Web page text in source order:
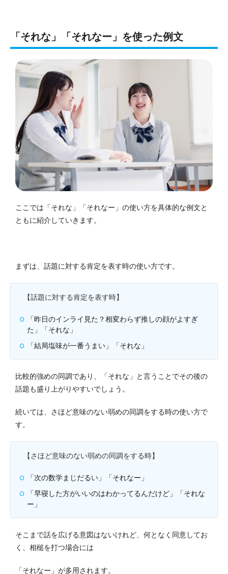
「それな」「それなー」を使った例文
ここでは「それな」「それなー」の使い方を具体的な例文と
ともに紹介していきます。
まずは、話題に対する肯定を表す時の使い方です。
【話題に対する肯定を表す時】
「昨日のインライ見た？相変わらず推しの顔がよすぎ
た」「それな」
「結局塩味が一番うまい」「それな」
比較的強めの同調であり、「それな」と言うことでその後の
話題も盛り上がりやすいでしょう。
続いては、さほど意味のない弱めの同調をする時の使い方で
す。
【さほど意味のない弱めの同調をする時】
「次の数学まじだるい」「それなー」
「早寝した方がいいのはわかってるんだけど」「それな
ー」
そこまで話を広げる意図はないけれど、何となく同意してお
く、相槌を打つ場合には
「それなー」が多用されます。